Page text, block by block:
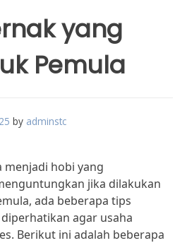
yang
Pemula
by adminstc
menjadi hobi yang
jika dilakukan
ada beberapa tips
agar usaha
Berikut ini adalah beberapa